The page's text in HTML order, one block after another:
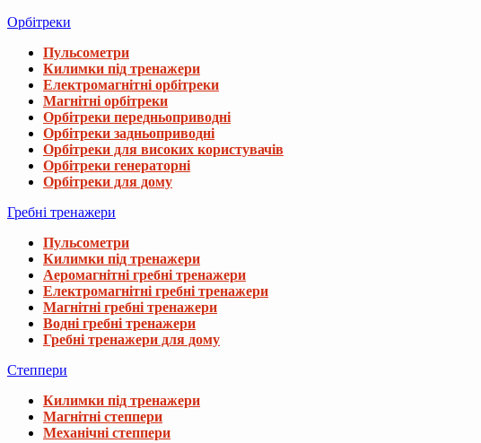
Орбітреки
Пульсометри
Килимки під тренажери
Електромагнітні орбітреки
Магнітні орбітреки
Орбітреки передньоприводні
Орбітреки задньоприводні
Орбітреки для високих користувачів
Орбітреки генераторні
Орбітреки для дому
Гребні тренажери
Пульсометри
Килимки під тренажери
Аеромагнітні гребні тренажери
Електромагнітні гребні тренажери
Магнітні гребні тренажери
Водні гребні тренажери
Гребні тренажери для дому
Степпери
Килимки під тренажери
Магнітні степпери
Механічні степпери
Вибачте, даний товар відсутній на складі
Ми підібрали для вас схожі товари
Набір резинок з еспандерами Trex Sport TX-050TS чорний
1 128 ₴
468 ₴598 ₴